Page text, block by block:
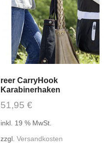
reer CarryHook
Karabinerhaken
51,95 €
inkl. 19 % MwSt.
zzgl. Versandkosten